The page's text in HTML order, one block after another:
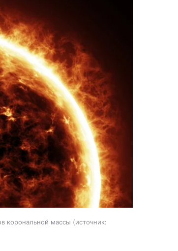
корональной массы
источник: